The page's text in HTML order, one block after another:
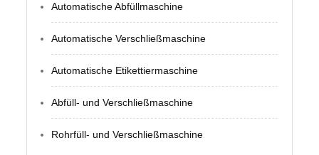
Automatische Abfüllmaschine
Automatische Verschließmaschine
Automatische Etikettiermaschine
Abfüll- und Verschließmaschine
Rohrfüll- und Verschließmaschine